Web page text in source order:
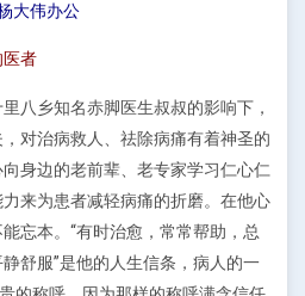
大伟办公
医者
八乡知名赤脚医生叔叔的影响下，
对治病救人、祛除病痛有着神圣的
身边的老前辈、老专家学习仁心仁
来为患者减轻病痛的折磨。在他心
忘本。“有时治愈，常常帮助，总
舒服”是他的人生信条，病人的一